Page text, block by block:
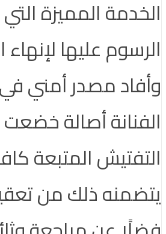
الخدمة المميزة
الرسوم عليها لإنهاء
وأفاد مصدر أمني في
الفنانة أصالة خضعت
التفتيش المتبعة
يتضمنه ذلك من